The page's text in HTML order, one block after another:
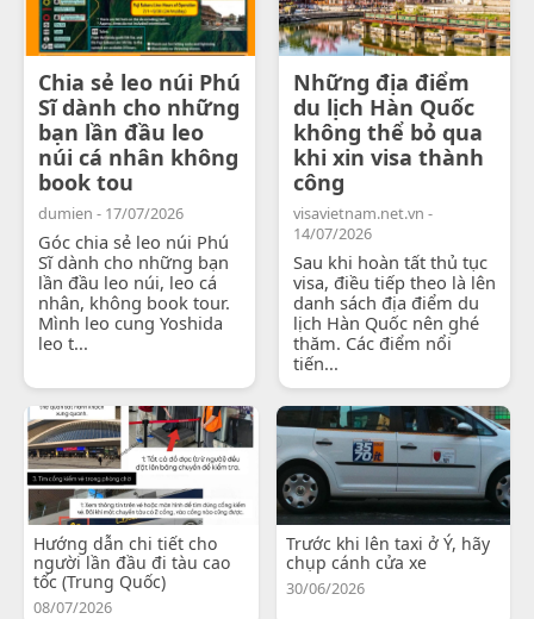
Chia sẻ leo núi Phú
Sĩ dành cho những
bạn lần đầu leo
núi cá nhân không
book tou
dumien - 17/07/2026
Góc chia sẻ leo núi Phú
Sĩ dành cho những bạn
lần đầu leo núi, leo cá
nhân, không book tour.
Mình leo cung Yoshida
leo t...
Những địa điểm
du lịch Hàn Quốc
không thể bỏ qua
khi xin visa thành
công
visavietnam.net.vn -
14/07/2026
Sau khi hoàn tất thủ tục
visa, điều tiếp theo là lên
danh sách địa điểm du
lịch Hàn Quốc nên ghé
thăm. Các điểm nổi
tiến...
Hướng dẫn chi tiết cho
người lần đầu đi tàu cao
tốc (Trung Quốc)
08/07/2026
Trước khi lên taxi ở Ý, hãy
chụp cánh cửa xe
30/06/2026